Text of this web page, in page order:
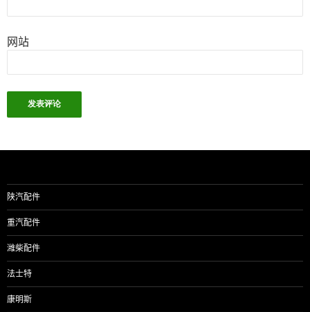
网站
陕汽配件
重汽配件
潍柴配件
法士特
康明斯